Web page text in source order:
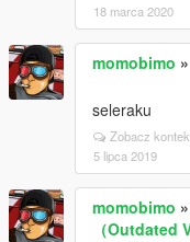
18 marca 2020
momobimo »
seleraku
Zobacz
5 lipca 2019
momobimo »
（Outdated